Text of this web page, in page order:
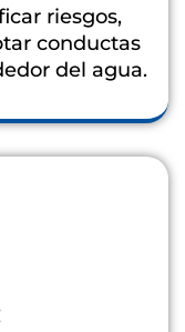
riesgos,
conductas
del agua.